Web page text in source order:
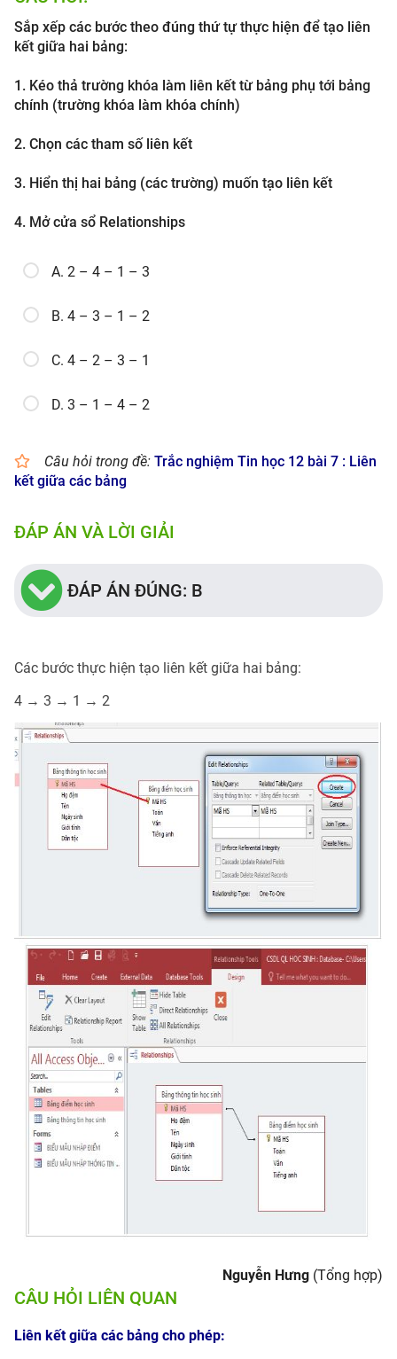
Sắp xếp các bước theo đúng thứ tự thực hiện để tạo liên
kết giữa hai bảng:
1. Kéo thả trường khóa làm liên kết từ bảng phụ tới bảng
chính (trường khóa làm khóa chính)
2. Chọn các tham số liên kết
3. Hiển thị hai bảng (các trường) muốn tạo liên kết
4. Mở cửa sổ Relationships
A. 2 – 4 – 1 – 3
B. 4 – 3 – 1 – 2
C. 4 – 2 – 3 – 1
D. 3 – 1 – 4 – 2
Câu hỏi trong đề: Trắc nghiệm Tin học 12 bài 7 : Liên
kết giữa các bảng
ĐÁP ÁN VÀ LỜI GIẢI
ĐÁP ÁN ĐÚNG: B
Các bước thực hiện tạo liên kết giữa hai bảng:
4 → 3 → 1 → 2
Nguyễn Hưng (Tổng hợp)
CÂU HỎI LIÊN QUAN
Liên kết giữa các bảng cho phép: